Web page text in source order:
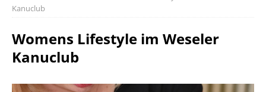
Kanuclub
Womens Lifestyle im Weseler
Kanuclub